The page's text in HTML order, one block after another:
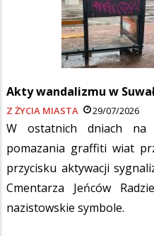
Akty wandalizmu w
Z ŻYCIA MIASTA 29/07/2026
W ostatnich dniach na
pomazania graffiti wiat
przycisku aktywacji
Cmentarza Jeńców
nazistowskie symbole.